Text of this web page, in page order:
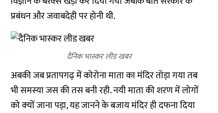
प्रबंधन और जवाबदेही पर होनी थी.
दैनिक भास्कर लीड खबर
अबकी जब प्रतापगढ़ में कोरोना माता का मंदिर तोड़ा गया तब
भी समस्‍या जस की तस बनी रही. नयी माता की शरण में लोगों
को क्‍यों जाना पड़ा, यह जानने के बजाय मंदिर ही दफना दिया